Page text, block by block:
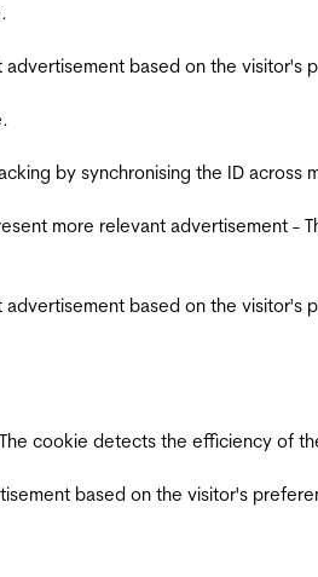
based on the visitor's
by synchronising the ID across
more relevant advertisement -
based on the visitor's
cookie detects the efficiency of
based on the visitor's